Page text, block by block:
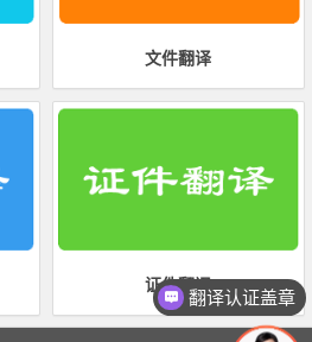
文件翻译
证件翻译
翻译认证盖章